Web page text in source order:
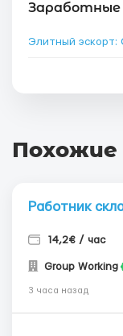
Элитный эскорт:
Похожие
Работник
14,2€ / час
Group Working
3 часа назад